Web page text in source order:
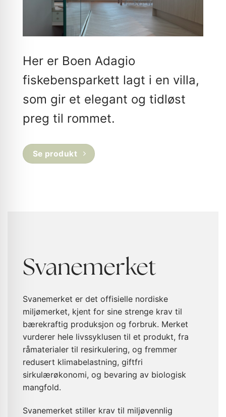
Her er Boen Adagio
fiskebensparkett lagt i en villa,
som gir et elegant og tidløst
preg til rommet.
Se produkt
Svanemerket
Svanemerket er det offisielle nordiske
miljømerket, kjent for sine strenge krav til
bærekraftig produksjon og forbruk. Merket
vurderer hele livssyklusen til et produkt, fra
råmaterialer til resirkulering, og fremmer
redusert klimabelastning, giftfri
sirkulærøkonomi, og bevaring av biologisk
mangfold.
Svanemerket stiller krav til miljøvennlig